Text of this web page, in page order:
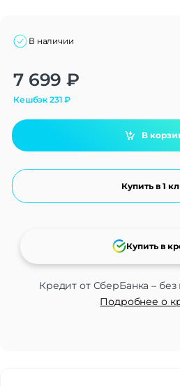
В наличии
7 699 ₽
Кешбэк231 ₽
В
Купить в 1
Кредит от СберБанка –
Подробнее о
Купить в
Alternative: